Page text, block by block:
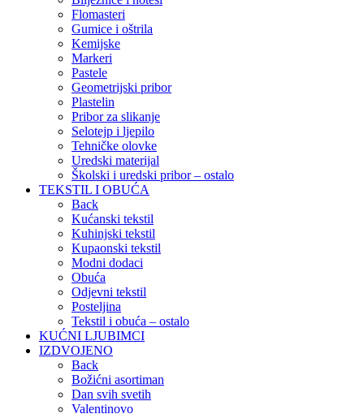
Flomasteri
Gumice i oštrila
Kemijske
Markeri
Pastele
Geometrijski pribor
Plastelin
Pribor za slikanje
Selotejp i ljepilo
Tehničke olovke
Uredski materijal
Školski i uredski pribor – ostalo
TEKSTIL I OBUĆA
Back
Kućanski tekstil
Kuhinjski tekstil
Kupaonski tekstil
Modni dodaci
Obuća
Odjevni tekstil
Posteljina
Tekstil i obuća – ostalo
KUĆNI LJUBIMCI
IZDVOJENO
Back
Božićni asortiman
Dan svih svetih
Valentinovo